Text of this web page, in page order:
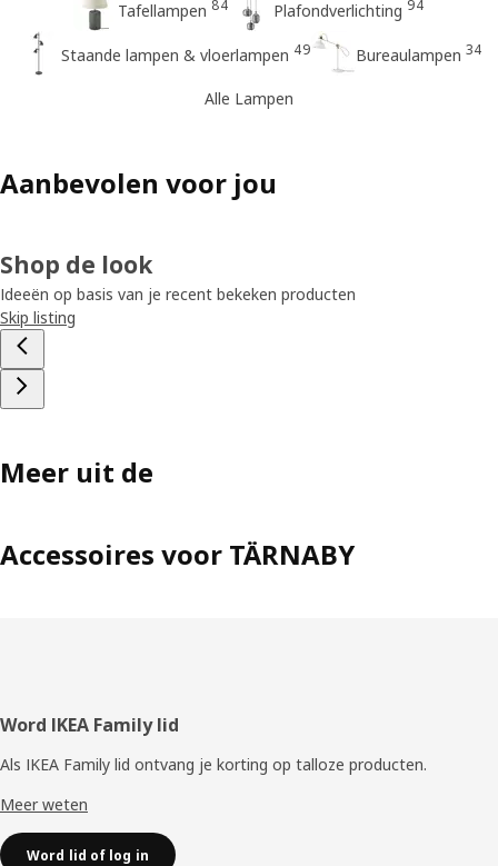
Tafellampen 84 Plafondverlichting 94
Staande lampen & vloerlampen 49 Bureaulampen 34
Alle Lampen
Aanbevolen voor jou
Shop de look
Ideeën op basis van je recent bekeken producten
Skip listing
Meer uit de
Accessoires voor TÄRNABY
Voettekst
Word IKEA Family lid
Als IKEA Family lid ontvang je korting op talloze producten.
Meer weten
Word lid of log in